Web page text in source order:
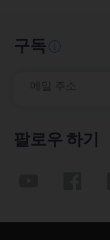
구독
메일 주소
팔로우 하기